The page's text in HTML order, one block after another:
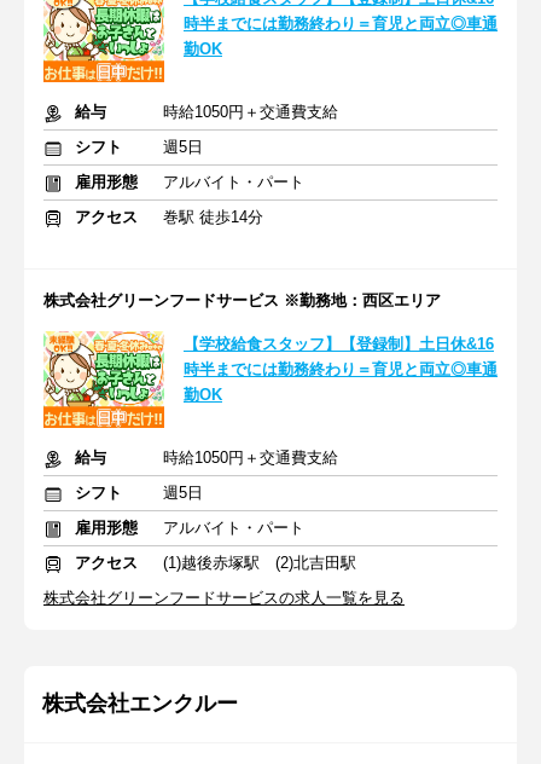
時半までには勤務終わり＝育児と両立◎車通
勤OK
給与
時給1050円＋交通費支給
シフト
週5日
雇用形態
アルバイト・パート
アクセス
巻駅 徒歩14分
株式会社グリーンフードサービス ※勤務地：西区エリア
【学校給食スタッフ】【登録制】土日休&16
時半までには勤務終わり＝育児と両立◎車通
勤OK
給与
時給1050円＋交通費支給
シフト
週5日
雇用形態
アルバイト・パート
アクセス
(1)越後赤塚駅 (2)北吉田駅
株式会社グリーンフードサービスの求人一覧を見る
株式会社エンクルー